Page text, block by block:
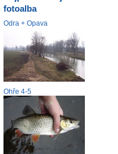
fotoalba
Odra + Opava
Ohře 4-5